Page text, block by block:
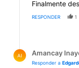
Finalmente
RESPONDER 1
AI Amancay
Responder a